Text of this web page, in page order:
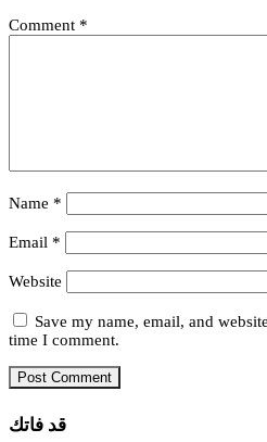
Comment *
Name *
Email *
Website
Save my name, email, and
time I comment.
قد فاتك